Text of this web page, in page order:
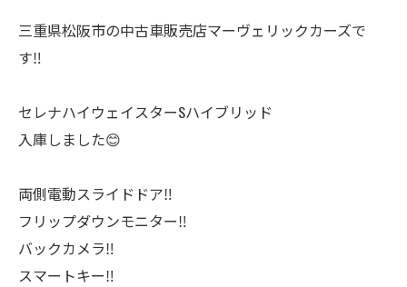
三重県松阪市の中古車販売店マーヴェリックカーズで
す‼️
セレナハイウェイスターSハイブリッド
入庫しました😊
両側電動スライドドア‼️
フリップダウンモニター‼️
バックカメラ‼️
スマートキー‼️